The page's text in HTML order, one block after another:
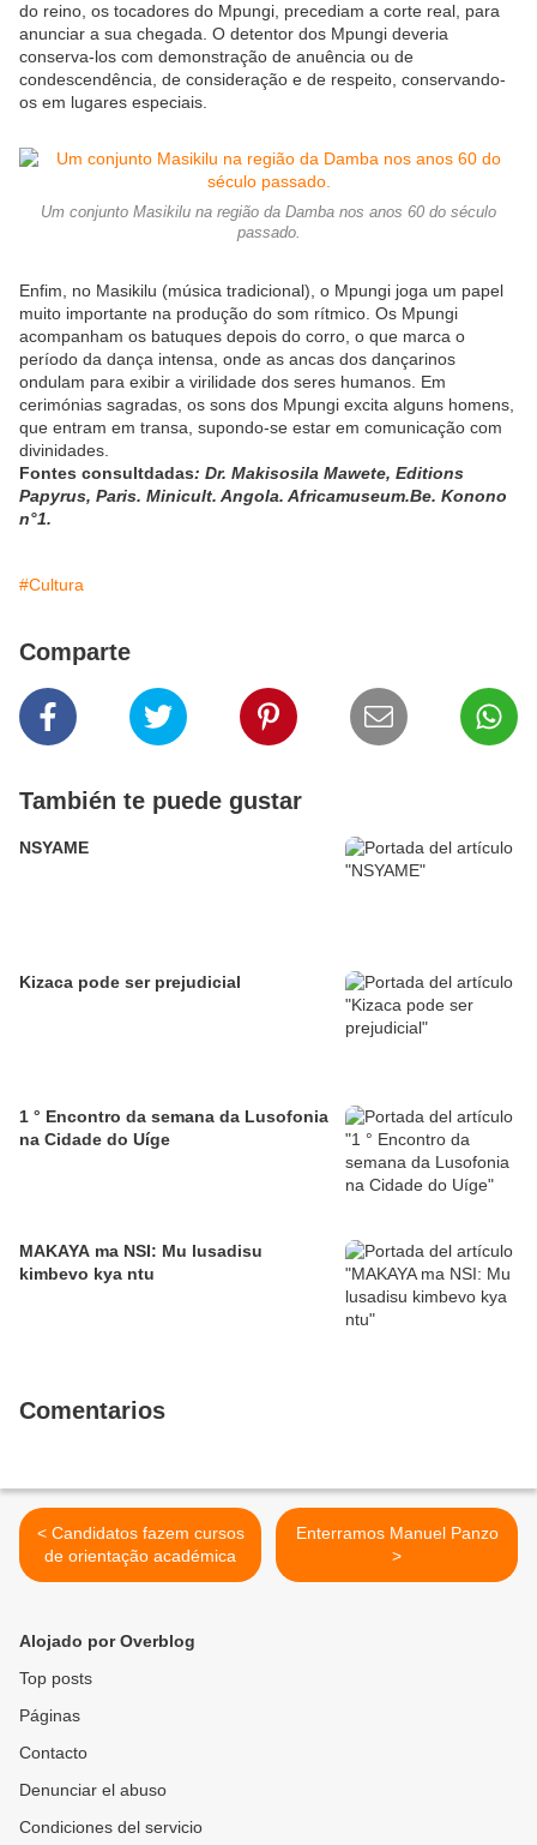
do reino, os tocadores do Mpungi, precediam a corte real, para
anunciar a sua chegada. O detentor dos Mpungi deveria
conserva-los com demonstração de anuência ou de
condescendência, de consideração e de respeito, conservando-
os em lugares especiais.
Um conjunto Masikilu na região da Damba nos anos 60 do século
passado.
Enfim, no Masikilu (música tradicional), o Mpungi joga um papel
muito importante na produção do som rítmico. Os Mpungi
acompanham os batuques depois do corro, o que marca o
período da dança intensa, onde as ancas dos dançarinos
ondulam para exibir a virilidade dos seres humanos. Em
cerimónias sagradas, os sons dos Mpungi excita alguns homens,
que entram em transa, supondo-se estar em comunicação com
divinidades.
Fontes consultdadas: Dr. Makisosila Mawete, Editions
Papyrus, Paris. Minicult. Angola. Africamuseum.Be. Konono
n°1.
#Cultura
Comparte
También te puede gustar
NSYAME
Kizaca pode ser prejudicial
1 ° Encontro da semana da Lusofonia
na Cidade do Uíge
MAKAYA ma NSI: Mu lusadisu
kimbevo kya ntu
Comentarios
< Candidatos fazem cursos
de orientação académica
Enterramos Manuel Panzo
>
Alojado por Overblog
Top posts
Páginas
Contacto
Denunciar el abuso
Condiciones del servicio